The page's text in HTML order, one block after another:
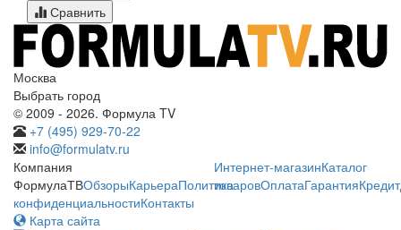
Сравнить
Москва
Выбрать город
© 2009 - 2026. Формула TV
+7 (495) 929-70-22
info@formulatv.ru
Компания
ФормулаТВОбзорыКарьераПолитика
конфиденциальностиКонтакты
Интернет-магазинКаталог
товаровОплатаГарантияКредит
Карта сайта